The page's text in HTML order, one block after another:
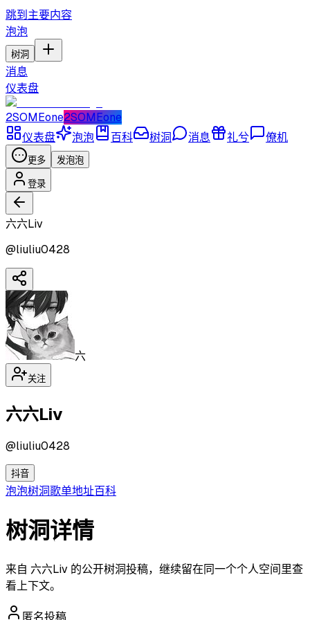
跳到主要内容
泡泡
树洞
消息
仪表盘
2SOMEone2SOMEone
仪表盘
泡泡 百科 树洞 消息 礼兮 僚机
更多 发泡泡
登录
六六Liv
@liuliu0428
六
关注
六六Liv
@liuliu0428
抖音
泡泡树洞歌单地址百科
树洞详情
来自 六六Liv 的公开树洞投稿，继续留在同一个个人空间里查
看上下文。
匿名投稿